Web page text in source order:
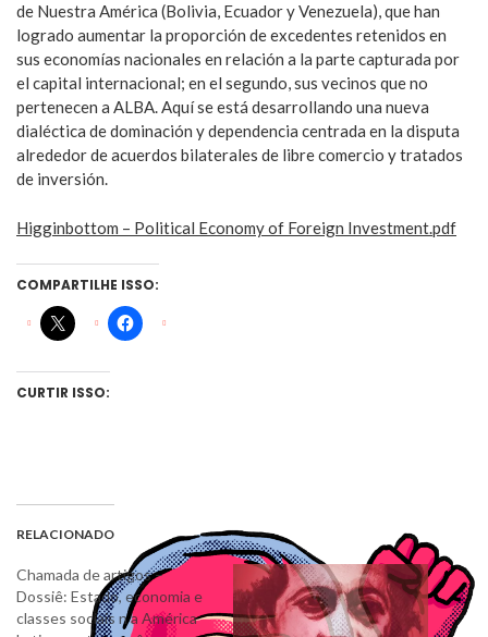
de Nuestra América (Bolivia, Ecuador y Venezuela), que han
logrado aumentar la proporción de excedentes retenidos en
sus economías nacionales en relación a la parte capturada por
el capital internacional; en el segundo, sus vecinos que no
pertenecen a ALBA. Aquí se está desarrollando una nueva
dialéctica de dominación y dependencia centrada en la disputa
alrededor de acuerdos bilaterales de libre comercio y tratados
de inversión.
Higginbottom – Political Economy of Foreign Investment.pdf
COMPARTILHE ISSO:
CURTIR ISSO:
RELACIONADO
Chamada de artigos –
Dossiê: Estado, economia e
classes sociais n a América